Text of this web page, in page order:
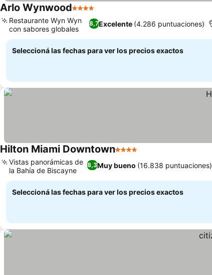
Arlo Wynwood4 Estrellas
8,7Excelente (4.286 puntuaciones)
Restaurante Wyn Wyn
con sabores globales
Seleccioná las fechas para ver los precios exactos
Hilton Miami Downtown4 Estrellas
8,3Muy bueno (16.838 puntuaciones)
Vistas panorámicas de
la Bahía de Biscayne
Seleccioná las fechas para ver los precios exactos